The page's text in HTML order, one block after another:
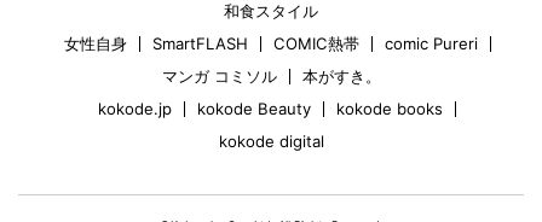
和食スタイル
女性自身
SmartFLASH COMIC熱帯
comic Pureri
マンガ コミソル
本がすき。
kokode.jp
kokode Beauty
kokode books
kokode digital